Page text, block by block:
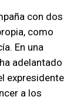
con dos
como
En una
adelantado
expresidente
a los